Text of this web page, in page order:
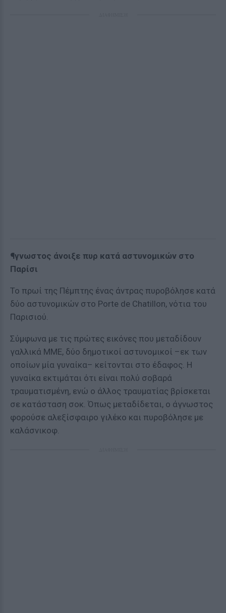
¶γνωστος άνοιξε πυρ κατά αστυνομικών στο
Παρίσι
Το πρωί της Πέμπτης ένας άντρας πυροβόλησε κατά
δύο αστυνομικών στο Porte de Chatillon, νότια του
Παρισιού.
Σύμφωνα με τις πρώτες εικόνες που μεταδίδουν
γαλλικά ΜΜΕ, δύο δημοτικοί αστυνομικοί –εκ των
οποίων μία γυναίκα– κείτονται στο έδαφος. Η
γυναίκα εκτιμάται ότι είναι πολύ σοβαρά
τραυματισμένη, ενώ ο άλλος τραυματίας βρίσκεται
σε κατάσταση σοκ. Όπως μεταδίδεται, ο άγνωστος
φορούσε αλεξίσφαιρο γιλέκο και πυροβόλησε με
καλάσνικοφ.